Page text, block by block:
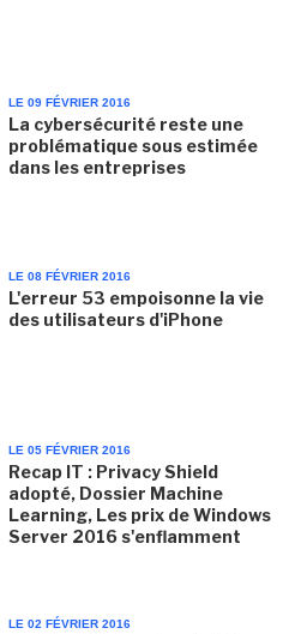
LE 09 FÉVRIER 2016
La cybersécurité reste une
problématique sous estimée
dans les entreprises
LE 08 FÉVRIER 2016
L'erreur 53 empoisonne la vie
des utilisateurs d'iPhone
LE 05 FÉVRIER 2016
Recap IT : Privacy Shield
adopté, Dossier Machine
Learning, Les prix de Windows
Server 2016 s'enflamment
LE 02 FÉVRIER 2016